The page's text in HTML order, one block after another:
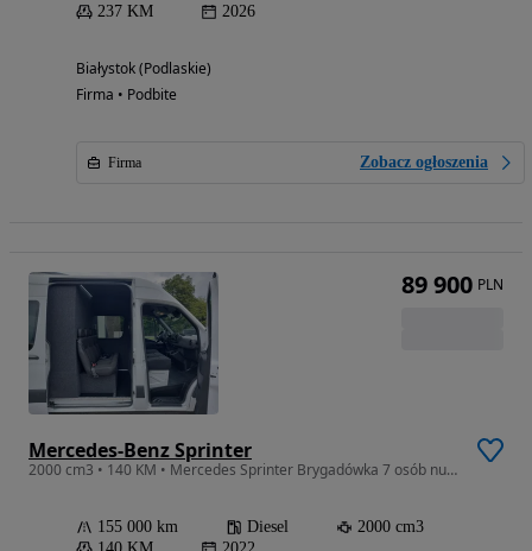
237 KM
2026
Białystok (Podlaskie)
Firma • Podbite
Firma Zobacz ogłoszenia
Mercedes-Benz Sprinter
2000 cm3 • 140 KM • Mercedes Sprinter Brygadówka 7 osób numer.70
155 000 km Diesel
2000 cm3
89 900 PLN